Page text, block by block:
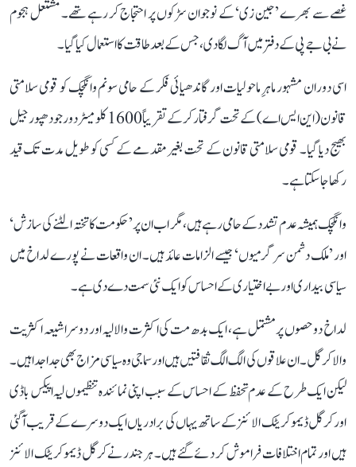
غصے سے بھرے ’جین زی‘ کے نوجوان سڑکوں پر احتجاج کر رہے تھے۔ مشتعل ہجوم
نے بی جے پی کے دفتر میں آگ لگا دی، جس کے بعد طاقت کا استعمال کیا گیا۔
اسی دوران مشہور ماہرِ ماحولیات اور گاندھیائی فکر کے حامی سونم وانگچک کو قومی سلامتی
قانون (این ایس اے) کے تحت گرفتار کر کے تقریباً 1600 کلومیٹر دور جودھپور جیل
بھیج دیا گیا۔ قومی سلامتی قانون کے تحت بغیر مقدمے کے کسی کو طویل مدت تک قید
رکھا جا سکتا ہے۔
وانگچک ہمیشہ عدم تشدد کے حامی رہے ہیں، مگر اب ان پر ’حکومت کا تختہ الٹنے کی سازش‘
اور ’ملک دشمن سرگرمیوں‘ جیسے الزامات عائد ہیں۔ ان واقعات نے پورے لداخ میں
سیاسی بیداری اور بے اختیاری کے احساس کو ایک نئی سمت دے دی ہے۔
لداخ دو حصوں پر مشتمل ہے، ایک بدھ مت کی اکثرت والا لیہ اور دوسرا شیعہ اکثریت
والا کرگل۔ ان علاقوں کی الگ الگ ثقافتیں ہیں اور سماجی وہ سیاسی مزاج بھی جدا جدا ہیں۔
لیکن ایک طرح کے عدم تحفظ کے احساس کے سبب اپنی نمائندہ تنظیموں لیہ اپیکس باڈی
اور کرگل ڈیموکریٹک الائنز کے ساتھ یہاں کی برادریاں ایک دوسرے کے قریب آ گئی
ہیں اور تمام اختلافات فراموش کر دئے گئے ہیں۔ ہرجندر نے کرگل ڈیموکریٹک الائنز